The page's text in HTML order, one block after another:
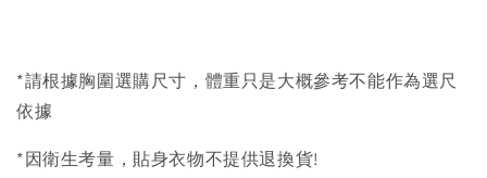
*請根據胸圍選購尺寸，體重只是大概參考不能作為選尺
依據
*因衛生考量，貼身衣物不提供退換貨!